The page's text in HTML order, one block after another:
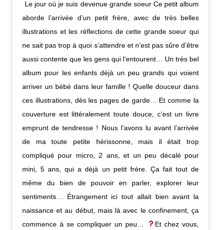
Le jour où je suis devenue grande soeur Ce petit album
aborde l’arrivée d’un petit frère, avec de très belles
illustrations et les réflections de cette grande soeur qui
ne sait pas trop à quoi s’attendre et n’est pas sûre d’être
aussi contente que les gens qui l’entourent… Un très bel
album pour les enfants déjà un peu grands qui voient
arriver un bébé dans leur famille ! Quelle douceur dans
ces illustrations, dès les pages de garde… Et comme la
couverture est littéralement toute douce, c’est un livre
emprunt de tendresse ! Nous l’avons lu avant l’arrivée
de ma toute petite hérissonne, mais il était trop
compliqué pour micro, 2 ans, et un peu décalé pour
mini, 5 ans, qui a déjà un petit frère. Ça fait tout de
même du bien de pouvoir en parler, explorer leur
sentiments… Étrangement ici tout allait bien avant la
naissance et au début, mais là avec le confinement, ça
commence à se compliquer un peu…
Et chez vous,